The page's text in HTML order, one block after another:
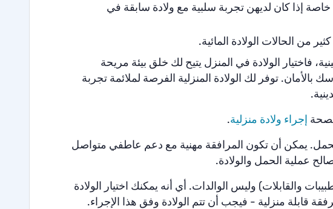
إذا كان لديهن تجربة سلبية مع ولادة سابقة في
من الحالات الولادة المائية.
فاختيار الولادة في المنزل يتيح لك خلق بيئة مريحة
توفر لك الولادة المنزلية الفرصة لملائمة تجربة
إجراء ولادة منزلية.
يمكن أن تكون المرافقة مهنية مع دعم عاطفي متواصل
عملية الحمل والولادة.
والقابلات) وليس الوالدات. أي أنه يمكنك اختيار الولادة
قابلة منزلية - فيجب أن تتم الولادة وفق هذا الإجراء.